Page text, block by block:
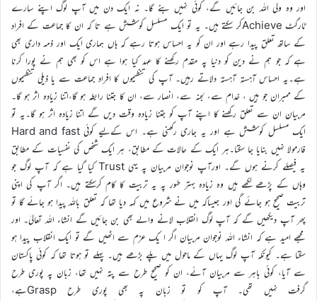
اور وہ ولی اللہ بن جائیں گے، کوئی نہیں بنے گا۔ نہ ایک دن میں آپ لوگ اپنے سارے
ٹارگٹ Achieveکر سکتے ہیں۔ یہ تو ایک مسلسل کوشش ہے تا کہ ان کا جماعت کے افراد
کے ساتھ تعلق پیدا رہے اور ان کو یہ احساس ہوتا رہے کہ ہاں ہماری ایک اور ذمہ داری بھی
ہے کہ جو ہم نے دین کو دنیا پہ مقدم رکھنے کا عہد کیا ہوا ہے اس کو بھی ہم نے پورا کرنا
ہے۔یہ احساس آہستہ آہستہ دلاتے رہیں۔ آپ کی تنظیموں کا افراد جماعت سے یا ذیلی تنظیموں
کے ممبران جو ہیں ، خدام سے، لجنہ سے، انصار سے، ان کا جتنا رابطہ ہو گا،اتنا زیادہ اثر ہو گا۔
مربیان ان سے تعلق رکھنے کا اپنے آپ کو جتنا زیادہ وقت دیں گے اتنا زیادہ اثر ہو گا۔یہ تو
ایک مسلسل کوشش ہے اور یہ جاری رکھنی ہے۔ اس کےلیے کوئی Hard and fast
فارمولا نہیں بنایا جا سکتا۔ہر ایک کے حالات کے مطابق، ہر ایک شخص کی نفسیات کے مطابق
یہ فیصلے کرنے ہوں گے۔ اورآپ نوجوان مربیان پہ یہی Trust کیا گیا ہے کہ آپ لوگ جو
وہاں کے پڑھے لکھے ہیں وہ زیادہ بہتر طور پہ یہ تربیت کا کام کرسکتے ہیں۔ اگر آپ کی اپنی
تربیت صحیح ہو جائے گی اور جیساکہ میں نے شروع میں کہہ دیا تھا کہ تعلق باللہ پیدا ہو جائے گا تو
پھر آپ دیکھیں گے کہ آپ لوگ انقلاب لانے والے بھی بن جائیں گے انشاء اللہ تعالیٰ۔ اور
مجھے امید ہے کہ انشاء اللہ نوجوان مربیان اگر ا یک عزم سے اٹھیں گے تو ایک انقلاب پیدا ہو
سکتا ہے۔ کیونکہ آپ لوگ یہاں کے ماحول میں پلے بڑھے ہیں۔ پہلے تو ہوتا تھا کہ کوئی پاکستان
سے آیا، کوئی باہر سے مربیان آئے، ان کو صحیح طرح سے پتہ نہیں تھا، زبان پہ پوری طرح
گرفت نہیں تھی۔ آپ کو تو زبان پہ بھی پوری طرح Graspہے،